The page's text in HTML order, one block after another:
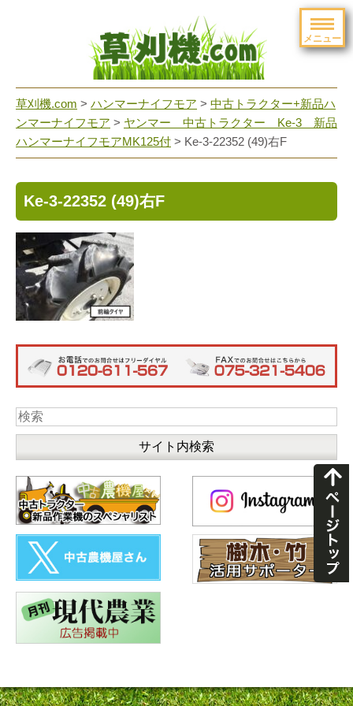
メニュー
草刈機.com > ハンマーナイフモア > 中古トラクター+新品ハ
ンマーナイフモア > ヤンマー 中古トラクター Ke-3 新品
ハンマーナイフモアMK125付 > Ke-3-22352 (49)右F
Ke-3-22352 (49)右F